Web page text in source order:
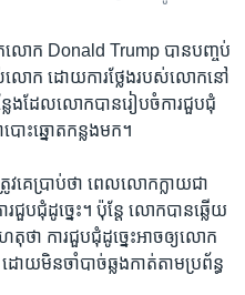
លោក Donald Trump បាន​បញ្ចប់​
ោក ដោយ​ការ​ថ្លែង​របស់​លោក​នៅ​
លែង​ដែល​លោក​បាន​រៀបចំ​ការ​ជួបជុំ​
ោះ​ឆ្នោត​កន្លង​មក។
គេ​ប្រាប់​ថា ពេល​លោក​ក្លាយ​ជា​
បជុំ​ដូច្នេះ។ ប៉ុន្តែ លោក​បាន​ឆ្លើយ​
តុ​ថា ការ​ជួបជុំ​ដូច្នេះ​អាច​ឲ្យ​លោក​
ោយ​មិន​ចាំបាច់​ឆ្លង​កាត់​តាម​ប្រព័ន្ធ​